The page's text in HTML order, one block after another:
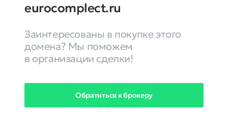
eurocomplect.ru
Заинтересованы в покупке этого
домена? Мы поможем
в организации сделки!
Обратиться к брокеру